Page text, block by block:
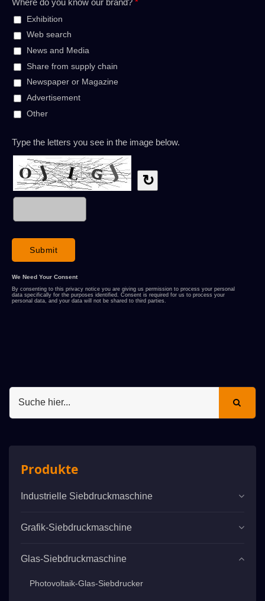
Produkte
Industrielle Siebdruckmaschine
Grafik-Siebdruckmaschine
Glas-Siebdruckmaschine
Photovoltaik-Glas-Siebdrucker